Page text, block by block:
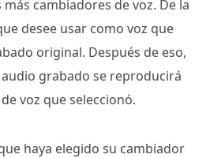
cambiadores de voz. De la
desee usar como voz que
original. Después de eso,
audio grabado se reproducirá
voz que seleccionó.
haya elegido su cambiador